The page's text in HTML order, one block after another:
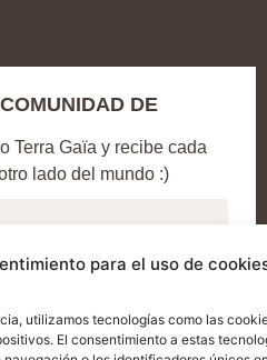
para el uso de
utilizamos tecnologías como las
El consentimiento a estas
DE
Terra Gaïa y recibe cada
lado del mundo :)